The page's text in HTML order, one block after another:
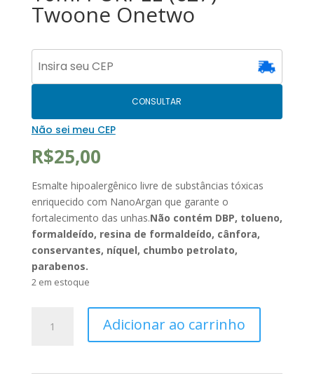
Twoone Onetwo
CONSULTAR
Não sei meu CEP
R$25,00
Esmalte hipoalergênico livre de substâncias tóxicas
enriquecido com NanoArgan que garante o
fortalecimento das unhas.Não contém DBP, tolueno,
formaldeído, resina de formaldeído, cânfora,
conservantes, níquel, chumbo petrolato,
parabenos.
2 em estoque
Hipoalergênico
Adicionar ao carrinho